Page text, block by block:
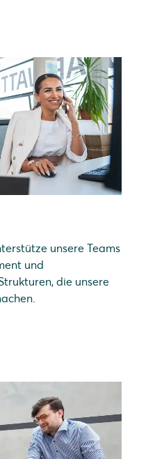
unsere Teams
und
die unsere